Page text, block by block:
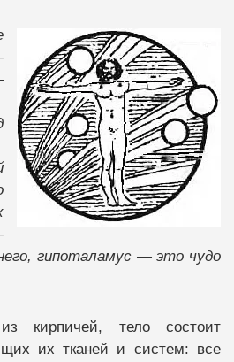
гипоталамус — это чудо
кирпичей, тело состоит
их тканей и систем: все